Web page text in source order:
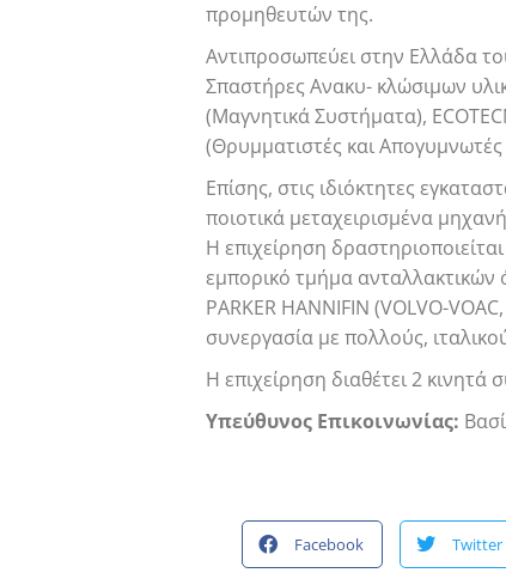
προμηθευτών της.
Αντιπροσωπεύει στην Ελλάδα
Σπαστήρες Ανακυ- κλώσιμων
(Μαγνητικά Συστήματα),
(Θρυμματιστές και
Επίσης, στις ιδιόκτητες
ποιοτικά μεταχειρισμένα
Η επιχείρηση
εμπορικό τμήμα ανταλλακτικών
PARKER HANΝIFIN (VOLVO-
συνεργασία με πολλούς,
Η επιχείρηση διαθέτει 2
Yπεύθυνος Επικοινωνίας:
Facebook Twitter